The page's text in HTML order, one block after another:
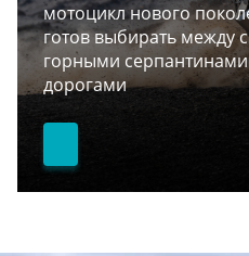
мотоцикл нового
готов выбирать между
горными
дорогами